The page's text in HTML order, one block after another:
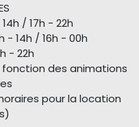
/ 17h - 22h
- 14h / 16h - 00h
- 22h
des animations
pour la location